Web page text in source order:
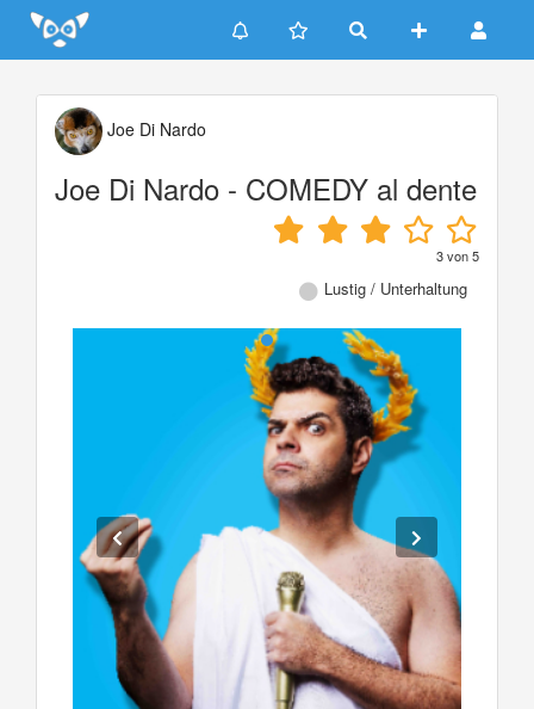
Update cookies preferences
Joe Di Nardo
Joe Di Nardo - COMEDY al dente
3von5
Lustig / Unterhaltung